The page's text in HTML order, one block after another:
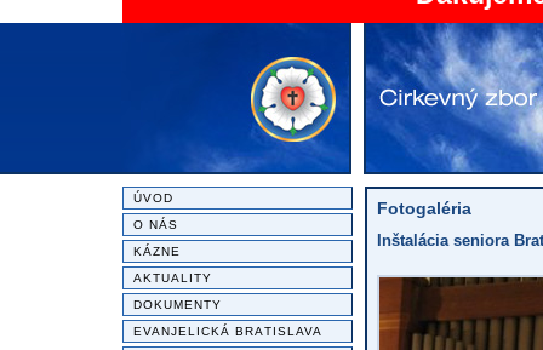
ÚVOD
O NÁS
KÁZNE
AKTUALITY
DOKUMENTY
EVANJELICKÁ BRATISLAVA
Fotogaléria
Inštalácia seniora